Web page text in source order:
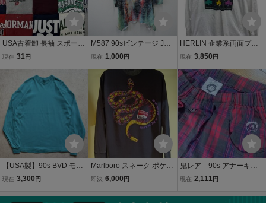
USA古着卸 長袖 スポーツ
ブランド MIX ロンTシャ
り 1円スタート 大量 卸売
り アメリカ古着 プリント
ロゴ
現在 31 円
M587 90sビンテージ Jes
s＆Jone 長袖Tシャツ US
イズ レディース 黒 ビジュ
ー ロンT シアー Vネック
アート
現在 1,000 円
HERLIN 企業系両面プリ
ント ロンT 長袖Tシャツ U
ジ 1992年製 Mobil モービ
ル 三つ葉 M/028
現在 3,850 円
【USA製】90s BVD モッ
クネック 長袖Tシャツ ロ
メンズ L アメリカ製 コッ
現在 3,300 円
Marlboro スネーク ポケT
EE 長袖Tシャツ トップス
Lサイズ 蛇 大蛇
即決 6,000 円
鬼レア 90s アナーキッ
クアジャストメント 当
ブ 古着 グッドイナ
現在 2,111 円